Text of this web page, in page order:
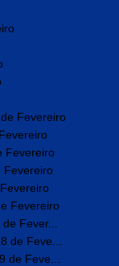
Fevereiro
Fevereiro
Fevereiro
Fevereiro
Fever...
de Feve...
de Feve...